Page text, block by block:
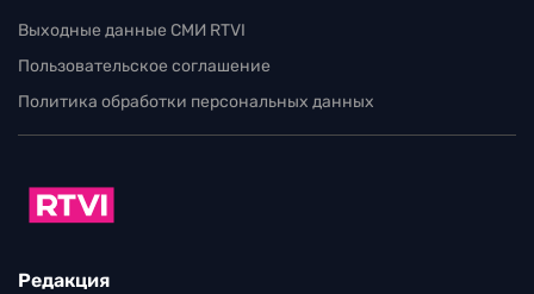
Выходные данные СМИ RTVI
Пользовательское соглашение
Политика обработки персональных данных
Редакция